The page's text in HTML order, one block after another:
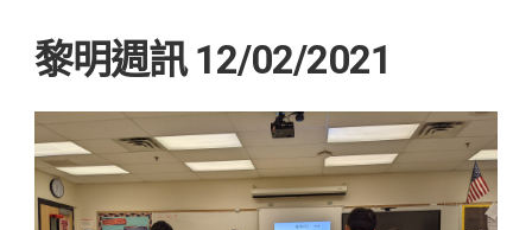
黎明週訊 12/02/2021